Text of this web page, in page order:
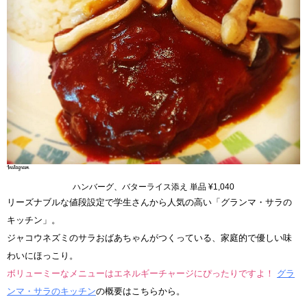
ハンバーグ、バターライス添え 単品 ¥1,040
リーズナブルな値段設定で学生さんから人気の高い「グランマ・サラの
キッチン」。
ジャコウネズミのサラおばあちゃんがつくっている、家庭的で優しい味
わいにほっこり。
ボリューミーなメニューはエネルギーチャージにぴったりですよ！
グラ
ンマ・サラのキッチンの概要はこちらから。